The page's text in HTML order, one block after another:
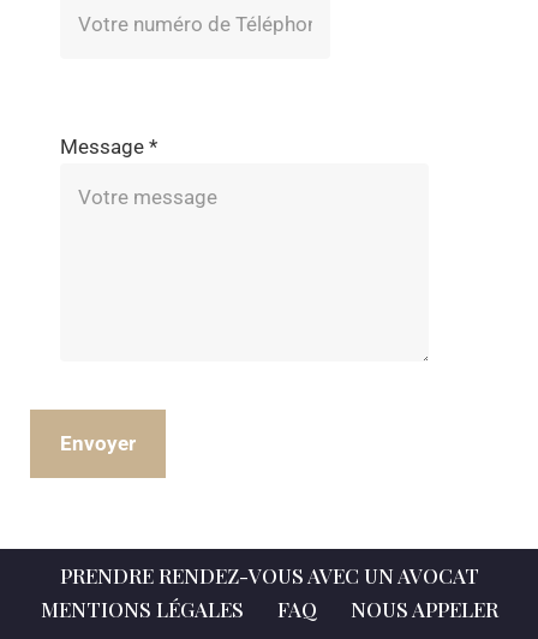
Message *
Envoyer
PRENDRE RENDEZ-VOUS AVEC UN AVOCAT
MENTIONS LÉGALES
FAQ NOUS APPELER